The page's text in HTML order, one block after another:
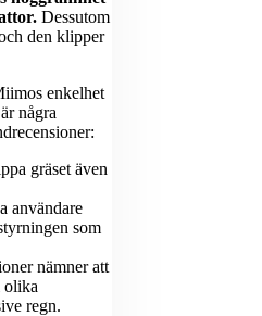
Dessutom
den klipper
enkelhet
några
gräset även
användare
som
nämner att
olika
regn.